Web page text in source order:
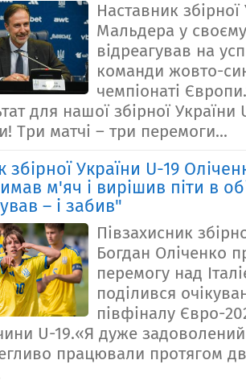
Наставник
Мальдера у
відреагував на
команди жовто-
чемпіонаті
для нашої збірної України
Три матчі – три перемоги...
збірної України U-19
м'яч і вирішив піти в
– і забив"
Півзахисник
Богдан Оліченко
перемогу над
поділився
півфіналу Євро-
U-19.«Я дуже
працювали протягом